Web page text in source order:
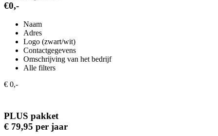
€0,-
Naam
Adres
Logo (zwart/wit)
Contactgegevens
Omschrijving van het bedrijf
Alle filters
€ 0,-
PLUS pakket
€ 79,95 per jaar